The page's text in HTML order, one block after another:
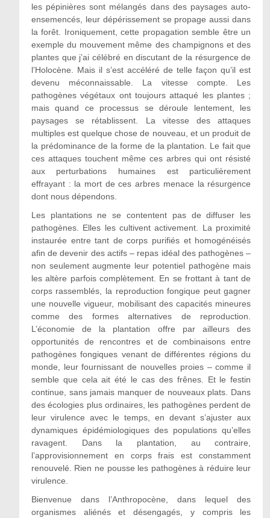
les pépinières sont mélangés dans des paysages auto-
ensemencés, leur dépérissement se propage aussi dans
la forêt. Ironiquement, cette propagation semble être un
exemple du mouvement même des champignons et des
plantes que j’ai célébré en discutant de la résurgence de
l’Holocène. Mais il s’est accéléré de telle façon qu’il est
devenu méconnaissable. La vitesse compte. Les
pathogènes végétaux ont toujours attaqué les plantes ;
mais quand ce processus se déroule lentement, les
paysages se rétablissent. La vitesse des attaques
multiples est quelque chose de nouveau, et un produit de
la prédominance de la forme de la plantation. Le fait que
ces attaques touchent même ces arbres qui ont résisté
aux perturbations humaines est particulièrement
effrayant : la mort de ces arbres menace la résurgence
dont nous dépendons.
Les plantations ne se contentent pas de diffuser les
pathogènes. Elles les cultivent activement. La proximité
instaurée entre tant de corps purifiés et homogénéisés
afin de devenir des actifs – repas idéal des pathogènes –
non seulement augmente leur potentiel pathogène mais
les altère parfois complètement. En se frottant à tant de
corps rassemblés, la reproduction fongique peut gagner
une nouvelle vigueur, mobilisant des capacités mineures
comme des formes alternatives de reproduction.
L’économie de la plantation offre par ailleurs des
opportunités de rencontres et de combinaisons entre
pathogènes fongiques venant de différentes régions du
monde, leur fournissant de nouvelles proies – comme il
semble que cela ait été le cas des frênes. Et le festin
continue, sans jamais manquer de nouveaux plats. Dans
des écologies plus ordinaires, les pathogènes perdent de
leur virulence avec le temps, en devant s’ajuster aux
dynamiques épidémiologiques des populations qu’elles
ravagent. Dans la plantation, au contraire,
l’approvisionnement en corps frais est constamment
renouvelé. Rien ne pousse les pathogènes à réduire leur
virulence.
Bienvenue dans l’Anthropocène, dans lequel des
organismes aliénés et désengagés, y compris les